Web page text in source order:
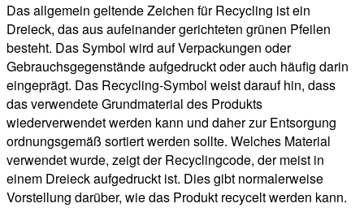
Das allgemein geltende Zeichen für Recycling ist ein
Dreieck, das aus aufeinander gerichteten grünen Pfeilen
besteht. Das Symbol wird auf Verpackungen oder
Gebrauchsgegenstände aufgedruckt oder auch häufig darin
eingeprägt. Das Recycling-Symbol weist darauf hin, dass
das verwendete Grundmaterial des Produkts
wiederverwendet werden kann und daher zur Entsorgung
ordnungsgemäß sortiert werden sollte. Welches Material
verwendet wurde, zeigt der Recyclingcode, der meist in
einem Dreieck aufgedruckt ist. Dies gibt normalerweise
Vorstellung darüber, wie das Produkt recycelt werden kann.